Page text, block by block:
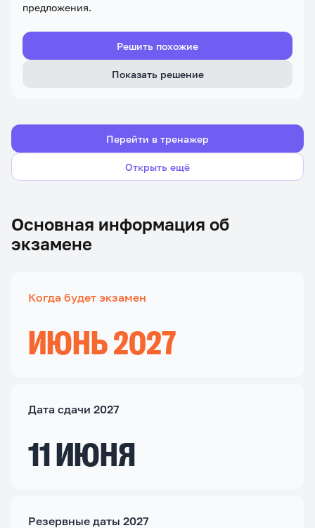
предложения.
Показать решение
Решить похожие
Открыть ещё
Перейти в тренажер
Основная информация об
экзамене
Когда будет экзамен
ИЮНЬ 2027
Дата сдачи 2027
11 ИЮНЯ
Резервные даты 2027